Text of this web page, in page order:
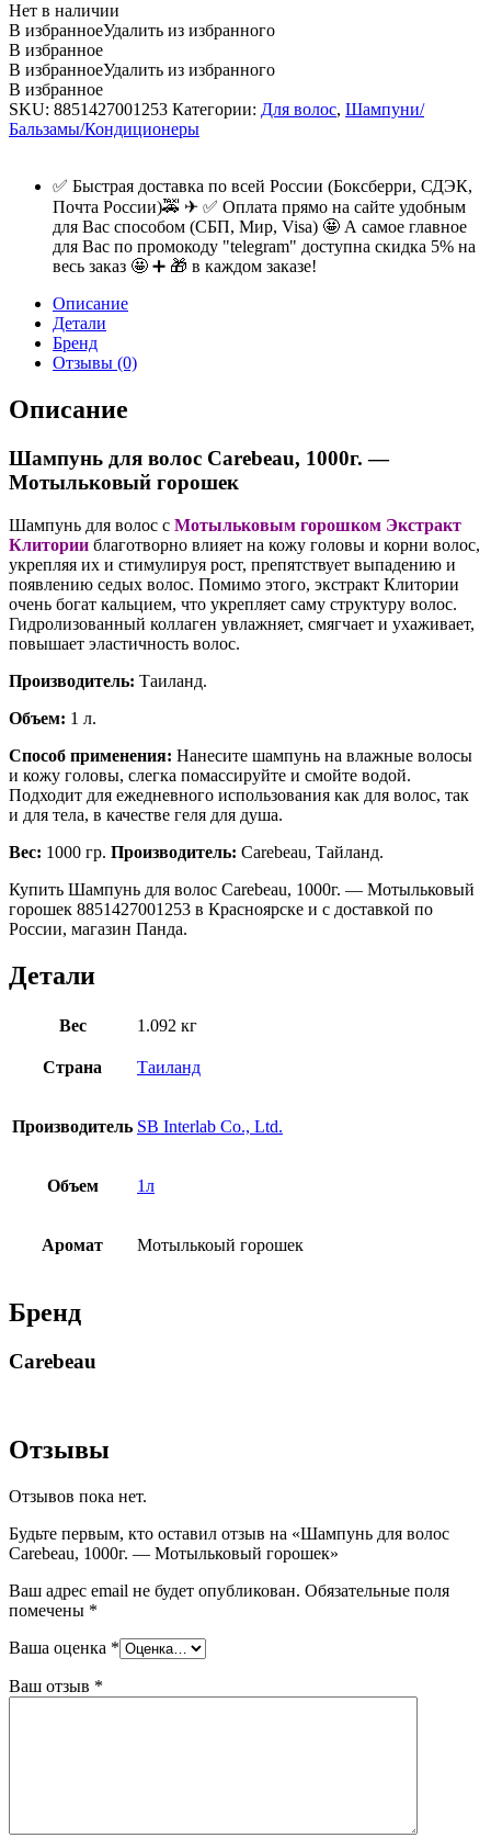
Нет в наличии
В избранноеУдалить из избранного
В избранное
В избранноеУдалить из избранного
В избранное
SKU: 8851427001253 Категории: Для волос, Шампуни/
Бальзамы/Кондиционеры
✅ Быстрая доставка по всей России (Боксберри, СДЭК,
Почта России)🚕 ✈ ✅ Оплата прямо на сайте удобным
для Вас способом (СБП, Мир, Visa) 🤩 А самое главное
для Вас по промокоду "telegram" доступна скидка 5% на
весь заказ 🤩 ➕ 🎁 в каждом заказе!
Описание
Детали
Бренд
Отзывы (0)
Описание
Шампунь для волос Carebeau, 1000г. —
Мотыльковый горошек
Шампунь для волос с Мотыльковым горошком Экстракт
Клитории благотворно влияет на кожу головы и корни волос,
укрепляя их и стимулируя рост, препятствует выпадению и
появлению седых волос. Помимо этого, экстракт Клитории
очень богат кальцием, что укрепляет саму структуру волос.
Гидролизованный коллаген увлажняет, смягчает и ухаживает,
повышает эластичность волос.
Производитель: Таиланд.
Объем: 1 л.
Способ применения: Нанесите шампунь на влажные волосы
и кожу головы, слегка помассируйте и смойте водой.
Подходит для ежедневного использования как для волос, так
и для тела, в качестве геля для душа.
Вес: 1000 гр. Производитель: Carebeau, Тайланд.
Купить Шампунь для волос Carebeau, 1000г. — Мотыльковый
горошек 8851427001253 в Красноярске и с доставкой по
России, магазин Панда.
Детали
Вес 1.092 кг
Страна Таиланд
Производитель SB Interlab Co., Ltd.
Объем 1л
Аромат Мотылькоый горошек
Бренд
Carebeau
Отзывы
Отзывов пока нет.
Будьте первым, кто оставил отзыв на «Шампунь для волос
Carebeau, 1000г. — Мотыльковый горошек»
Ваш адрес email не будет опубликован. Обязательные поля
помечены *
Ваша оценка *
Ваш отзыв *